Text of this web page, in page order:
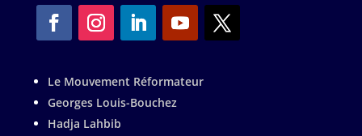
Le Mouvement Réformateur
Georges Louis-Bouchez
Hadja Lahbib